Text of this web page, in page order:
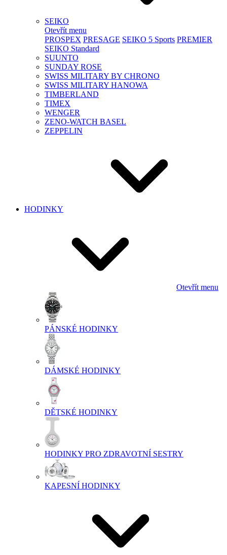
SEIKO
Otevřít menu
PROSPEX PRESAGE SEIKO 5 Sports PREMIER
SEIKO Standard
SUUNTO
SUNDAY ROSE
SWISS MILITARY BY CHRONO
SWISS MILITARY HANOWA
TIMBERLAND
TIMEX
WENGER
ZENO-WATCH BASEL
ZEPPELIN
HODINKY
Otevřít menu
PÁNSKÉ HODINKY
DÁMSKÉ HODINKY
DĚTSKÉ HODINKY
HODINKY PRO ZDRAVOTNÍ SESTRY
KAPESNÍ HODINKY